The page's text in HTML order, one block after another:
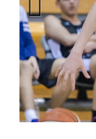
Previous